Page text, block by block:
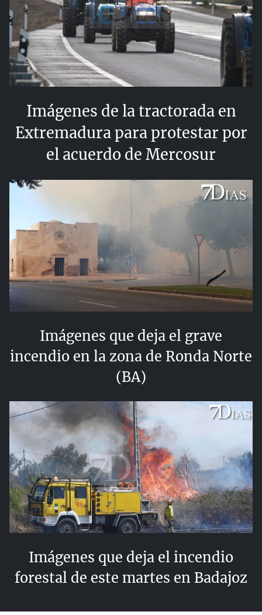
Imágenes de la tractorada en
Extremadura para protestar por
el acuerdo de Mercosur
Imágenes que deja el grave
incendio en la zona de Ronda Norte
(BA)
Imágenes que deja el incendio
forestal de este martes en Badajoz